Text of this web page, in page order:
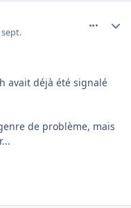
sept.
avait déjà été signalé
de problème, mais